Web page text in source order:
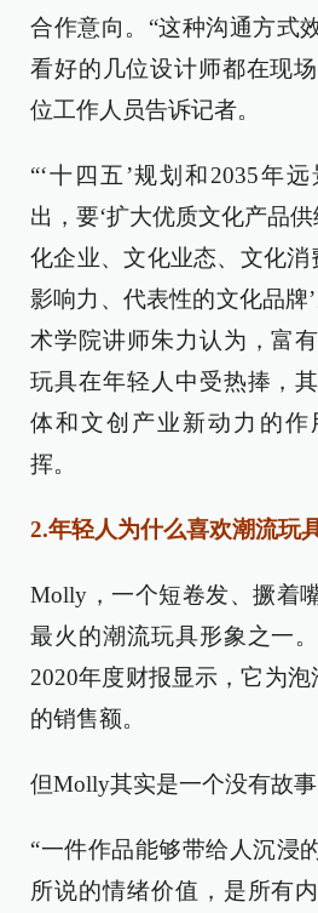
合作意向。“这种沟通方式
看好的几位设计师都在现
位工作人员告诉记者。
“‘十四五’规划和2035年
出，要‘扩大优质文化产品供
化企业、文化业态、文化消
影响力、代表性的文化品牌
术学院讲师朱力认为，富
玩具在年轻人中受热捧，
体和文创产业新动力的作
挥。
2.年轻人为什么喜欢潮流玩
Molly，一个短卷发、撅着
最火的潮流玩具形象之一
2020年度财报显示，它为
的销售额。
但Molly其实是一个没有故事
“一件作品能够带给人沉浸
所说的情绪价值，是所有